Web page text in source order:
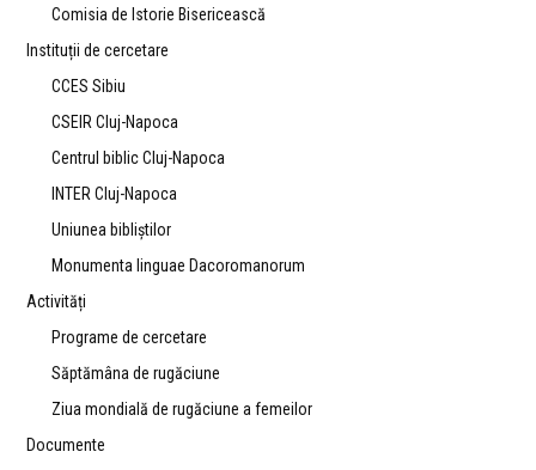
Comisia de Istorie Bisericească
Instituții de cercetare
CCES Sibiu
CSEIR Cluj-Napoca
Centrul biblic Cluj-Napoca
INTER Cluj-Napoca
Uniunea bibliştilor
Monumenta linguae Dacoromanorum
Activități
Programe de cercetare
Săptămâna de rugăciune
Ziua mondială de rugăciune a femeilor
Documente